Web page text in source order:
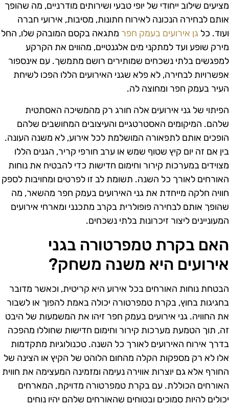
שילוב ייחודי של יופי טבעי ושירותים מודרניים, מה שהופך
לבחירה הנכונה לאירוח חתונות, מסיבות, אירועי חברה
כל גן אירועים בעמק חפרמתגאה בקסם המובהק שלו, החל
שופע ועד למתקני מים אלגנטיים, מהווים את הקרקע
בלתי נשכחים שמותירים רושם מתמשך. עם אינספור
לבחירה, לא פלא שגני האירועים הללו הפכו לשיחת
בעמק חפר ומחוצה לה.
של גני אירועים אלה חורג רק מהמשיכה האסתטית
המיקומים האסטרטגיים והעיצובים המחושבים שלהם
אותם לתפאורה המושלמת לכל אירוע, לא משנה העונה.
אם זה יום קיץ שטוף שמש או ערב חורפי קריר, הגנים הללו
במערכות קירור וחימום חדישות כדי להבטיח את נוחות
לאורך כל השנה. תשומת לב זו לפרטים ומחויבות לספק
חלקה מייחדת את גני האירועים בעמק חפר מהשאר, מה
אותם לבחירה פופולרית בקרב מתכנני ומארחי אירועים
ליצור זיכרונות בלתי נשכחים.
בקרת טמפרטורה בגני
היא משנה משחק?
נוחות האורחים בכל אירוע היא קריטית, וכאשר מדובר
בחוץ, בקרת טמפרטורה יכולה באמת להפוך או לשבור
החוויה. גני אירועים בעמק חפר זיהו את המשמעות של היבט
תוך הטמעת מערכות קירור וחימום חדישות שחוללו מהפכה
אירוח האירועים לאורך כל השנה. טכנולוגיות מתקדמות
לא רק מספקות הקלה מהחום הלוהט של הקיץ או הצינה של
אלא גם יוצרות אווירה נעימה ומזמינה המעצימה את חווית
הכוללת. עם בקרת טמפרטורה מדויקת, המארחים
להיות סמוכים ובטוחים שהאורחים שלהם יהיו נוחים